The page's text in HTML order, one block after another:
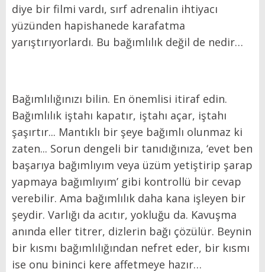
diye bir filmi vardı, sırf adrenalin ihtiyacı
yüzünden hapishanede karafatma
yarıştırıyorlardı. Bu bağımlılık değil de nedir…
Bağımlılığınızı bilin. En önemlisi itiraf edin.
Bağımlılık iştahı kapatır, iştahı açar, iştahı
şaşırtır... Mantıklı bir şeye bağımlı olunmaz ki
zaten... Sorun dengeli bir tanıdığınıza, ‘evet ben
başarıya bağımlıyım veya üzüm yetiştirip şarap
yapmaya bağımlıyım’ gibi kontrollü bir cevap
verebilir. Ama bağımlılık daha kana işleyen bir
şeydir. Varlığı da acıtır, yokluğu da. Kavuşma
anında eller titrer, dizlerin bağı çözülür. Beynin
bir kısmı bağımlılığından nefret eder, bir kısmı
ise onu bininci kere affetmeye hazır…